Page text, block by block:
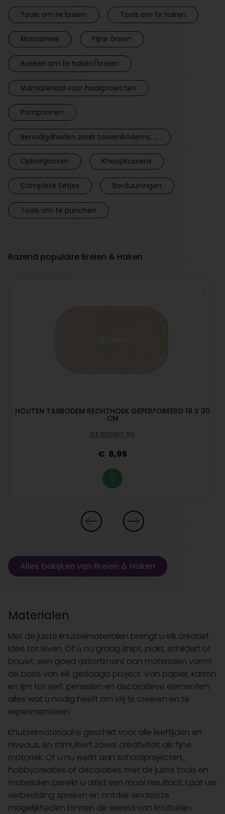
Tools om te breien Tools om te haken
Macramee Fijne Garen
Boeken om te haken/breien
Vulmateriaal voor haakprojecten
Pomponnen
Benodigdheden zoals tassenbodems, ...
Opbergboxen Knoopkussens
Complete Setjes Borduurringen
Tools om te punchen
Razend populaire Breien & Haken
HOUTEN TASBODEM RECHTHOEK GEPERFOREERD 18 X 30
CM
DE BONDT BV
8,95
Alles bekijken van Breien & Haken
Materialen
Met de juiste knutselmaterialen brengt u elk creatief
idee tot leven. Of u nu graag knipt, plakt, schildert of
bouwt, een goed assortiment aan materialen vormt
de basis van elk geslaagd project. Van papier, karton
en lijm tot verf, penselen en decoratieve elementen:
alles wat u nodig heeft om vrij te creëren en te
experimenteren.
Knutselmateriaal is geschikt voor alle leeftijden en
niveaus, en stimuleert zowel creativiteit als fijne
motoriek. Of u nu werkt aan schoolprojecten,
hobbycreaties of decoraties, met de juiste tools en
materialen bereikt u altijd een mooi resultaat. Laat uw
verbeelding spreken en ontdek eindeloze
mogelijkheden binnen de wereld van knutselen.